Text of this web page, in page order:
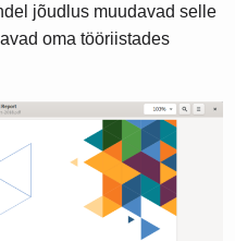
jõudlus muudavad selle
oma tööriistades